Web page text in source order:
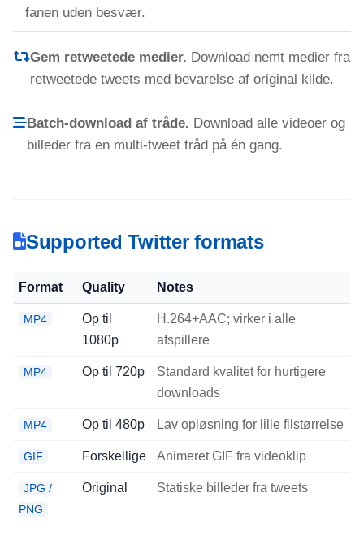
fanen uden besvær.
Gem retweetede medier. Download nemt medier fra
retweetede tweets med bevarelse af original kilde.
Batch-download af tråde. Download alle videoer og
billeder fra en multi-tweet tråd på én gang.
Supported Twitter formats
Format Quality Notes
MP4
Op til
1080p
H.264+AAC; virker i alle
afspillere
MP4 Op til 720p
Standard kvalitet for hurtigere
downloads
MP4 Op til 480p Lav opløsning for lille filstørrelse
GIF Forskellige Animeret GIF fra videoklip
JPG /
PNG
Original Statiske billeder fra tweets